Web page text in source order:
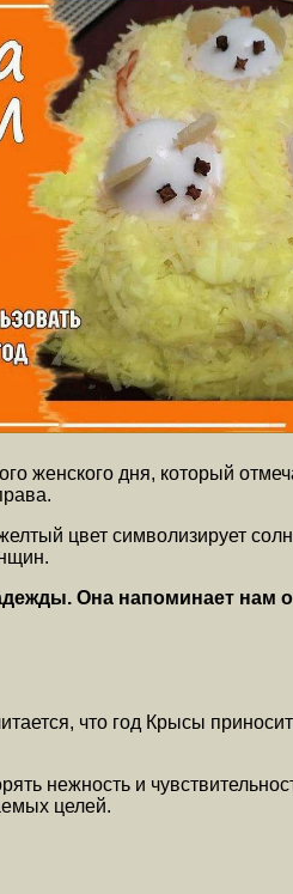
женского дня, который
цвет символизирует
Она напоминает нам
что год Крысы
нежность и
целей.